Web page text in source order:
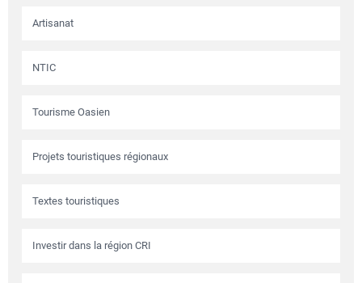
Artisanat
NTIC
Tourisme Oasien
Projets touristiques régionaux
Textes touristiques
Investir dans la région CRI